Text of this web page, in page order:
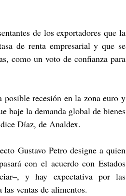
de los exportadores que la
de renta empresarial y que se
como un voto de confianza para
posible recesión en la zona euro y
baje la demanda global de bienes
Díaz, de Analdex.
Gustavo Petro designe a quien
con el acuerdo con Estados
y hay expectativa por las
ventas de alimentos.